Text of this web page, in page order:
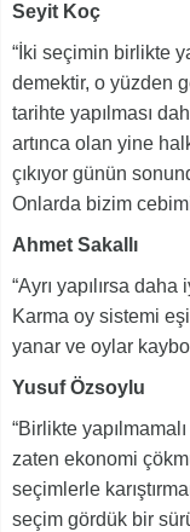
Seyit Koç
“İki seçimin birlikte
demektir, o yüzden
tarihte yapılması
artınca olan yine
çıkıyor günün
Onlarda bizim
Ahmet Sakallı
“Ayrı yapılırsa
Karma oy sistemi
yanar ve oylar
Yusuf Özsoylu
“Birlikte
zaten ekonomi
seçimlerle
seçim gördük bir